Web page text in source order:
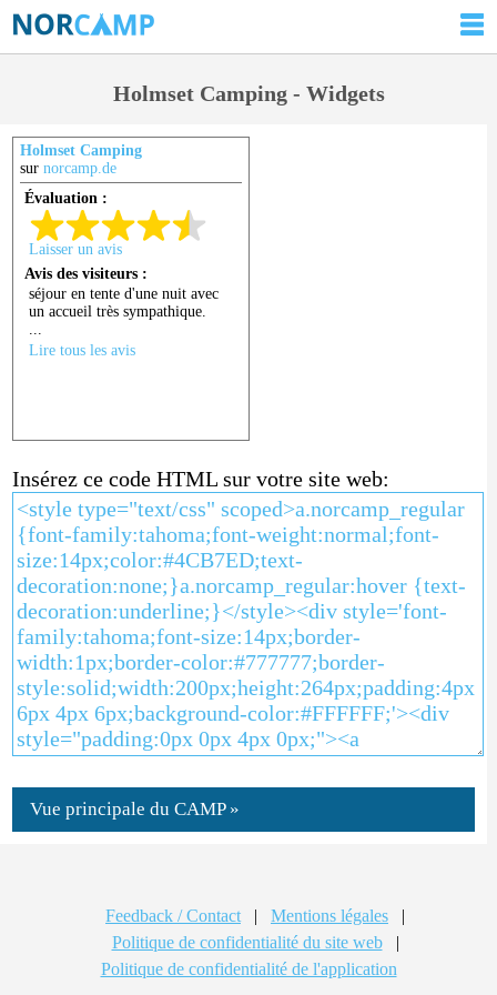
Holmset Camping - Widgets
Holmset Camping
sur norcamp.de
Insérez ce code HTML sur votre site web:
Vue principale du CAMP »
Feedback / Contact | Mentions légales
|
Politique de confidentialité du site web
|
Politique de confidentialité de l'application